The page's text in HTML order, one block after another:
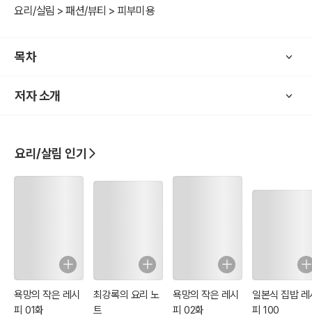
요리/살림 > 패션/뷰티 > 피부미용
목차
저자 소개
요리/살림 인기
욕망의 작은 레시
피 01화
최강록의 요리 노
트
욕망의 작은 레시
피 02화
일본식 집밥 레
피 100